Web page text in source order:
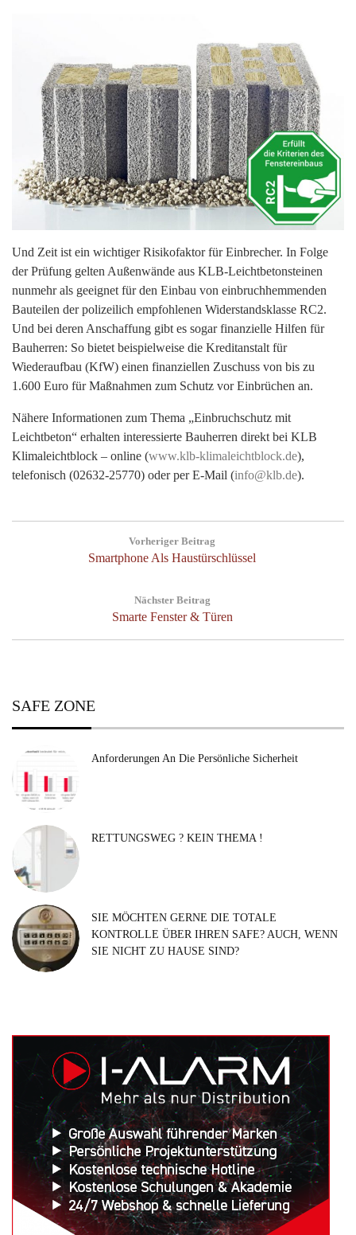
Und Zeit ist ein wichtiger Risikofaktor für Einbrecher. In Folge
der Prüfung gelten Außenwände aus KLB-Leichtbetonsteinen
nunmehr als geeignet für den Einbau von einbruchhemmenden
Bauteilen der polizeilich empfohlenen Widerstandsklasse RC2.
Und bei deren Anschaffung gibt es sogar finanzielle Hilfen für
Bauherren: So bietet beispielweise die Kreditanstalt für
Wiederaufbau (KfW) einen finanziellen Zuschuss von bis zu
1.600 Euro für Maßnahmen zum Schutz vor Einbrüchen an.
Nähere Informationen zum Thema „Einbruchschutz mit
Leichtbeton“ erhalten interessierte Bauherren direkt bei KLB
Klimaleichtblock – online (www.klb-klimaleichtblock.de),
telefonisch (02632-25770) oder per E-Mail (info@klb.de).
Vorheriger Beitrag
Previous
Smartphone Als Haustürschlüssel
Nächster Beitrag
Next
Smarte Fenster & Türen
SAFE ZONE
Anforderungen An Die Persönliche Sicherheit
RETTUNGSWEG ? KEIN THEMA !
SIE MÖCHTEN GERNE DIE TOTALE
KONTROLLE ÜBER IHREN SAFE? AUCH, WENN
SIE NICHT ZU HAUSE SIND?